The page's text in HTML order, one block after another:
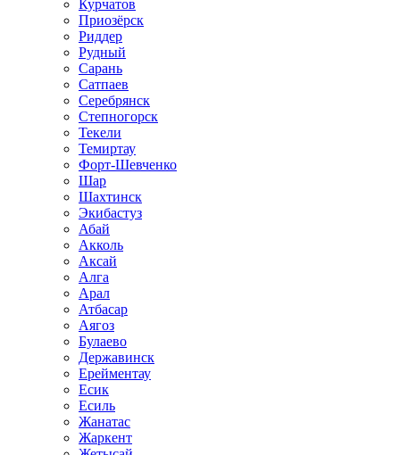
Курчатов
Приозёрск
Риддер
Рудный
Сарань
Сатпаев
Серебрянск
Степногорск
Текели
Темиртау
Форт-Шевченко
Шар
Шахтинск
Экибастуз
Абай
Акколь
Аксай
Алга
Арал
Атбасар
Аягоз
Булаево
Державинск
Ерейментау
Есик
Есиль
Жанатас
Жаркент